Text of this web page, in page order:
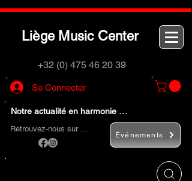
Liège M usic Center
+32 (0) 475 46 20 39
Se Connecter
Notre actualité en harmonie …
Retrouvez-nous sur …
Événements